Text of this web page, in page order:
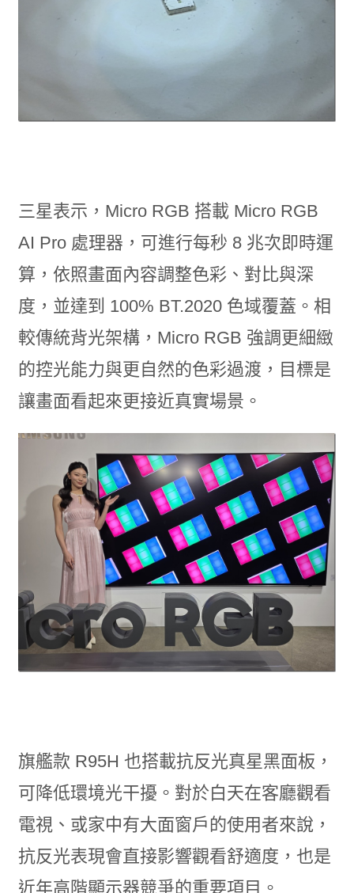
三星表示，Micro RGB 搭載 Micro RGB
AI Pro 處理器，可進行每秒 8 兆次即時運
算，依照畫面內容調整色彩、對比與深
度，並達到 100% BT.2020 色域覆蓋。相
較傳統背光架構，Micro RGB 強調更細緻
的控光能力與更自然的色彩過渡，目標是
讓畫面看起來更接近真實場景。
旗艦款 R95H 也搭載抗反光真星黑面板，
可降低環境光干擾。對於白天在客廳觀看
電視、或家中有大面窗戶的使用者來說，
抗反光表現會直接影響觀看舒適度，也是
近年高階顯示器競爭的重要項目。